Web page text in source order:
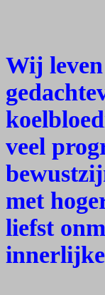
Wij
veel
met
liefst